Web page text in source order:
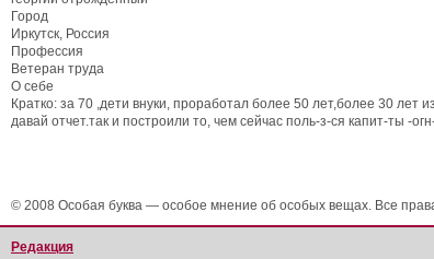
Город
Иркутск, Россия
Профессия
Ветеран труда
О себе
Кратко: за 70 ,дети внуки, проработал более 50 лет,более 30
давай отчет.так и построили то, чем сейчас поль-з-ся капит-ты -
© 2008 Особая буква — особое мнение об особых вещах. Все
Редакция